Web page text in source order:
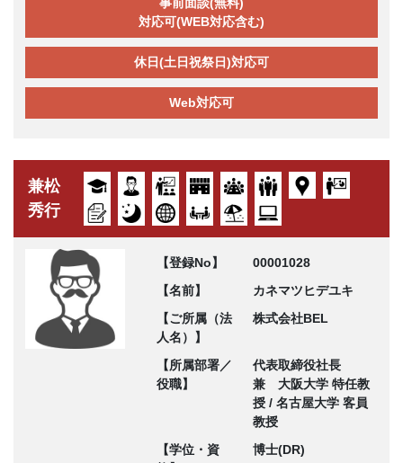
対応可(WEB対応含む)
休日(土日祝祭日)対応可
Web対応可
兼松
秀行
【登録No】
00001028
【名前】
カネマツヒデユキ
【ご所属（法
人名）】
株式会社BEL
【所属部署／
役職】
代表取締役社長
兼 大阪大学 特任教
授 / 名古屋大学 客員
教授
【学位・資
博士(DR)